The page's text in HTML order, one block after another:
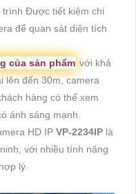
Được tiết kiệm chi
để quan sát diện tích
của sản phẩm với khả
lên đến 30m, camera
hàng có thể xem
ánh sáng mạnh.
HD IP VP-2234IP là
với nhiều tính năng
lý.